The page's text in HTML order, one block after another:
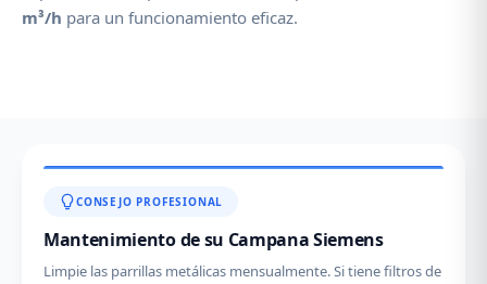
m³/h para un funcionamiento eficaz.
CONSEJO PROFESIONAL
Mantenimiento de su Campana Siemens
Limpie las parrillas metálicas mensualmente. Si tiene filtros de